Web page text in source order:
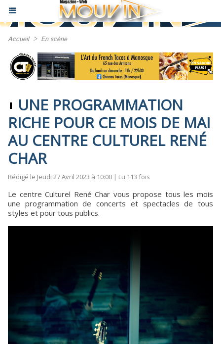
Accueil > En scène
UNE PROGRAMMATION
RICHE POUR CE MOIS DE MAI
AU CENTRE CULTUREL RENÉ
CHAR
Rédigé le Jeudi 27 Avril 2023 à 10:00 | Lu 113 fois
Le centre Culturel René Char vous propose tous les mois
une programmation de concerts et spectacles de tous
styles et pour tous publics.